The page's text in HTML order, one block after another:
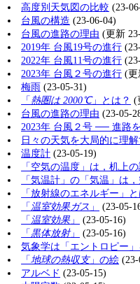
高度別天気図の比較 (23-
台風の構造 (23-06-04)
台風の進路の理由 (更新
2019年 台風19号の進行
2022年 台風11号の進行
2023年 台風２号の進行 (更
梅雨 (23-05-31)
「熱圏は 2000℃」とは？ (
台風の進路の理由 (23-05-
2023年 台風２号 ── 進路
日々の天気を大局的に理
温度計 (23-05-19)
「空気の温度」は，机上
「気温計」の「気温」は
「放射線のエネルギー」
「 温室効果ガス 」
(23-05-
「 温室効果」
(23-05-16)
「黒体放射」
(23-05-16)
気象学は「エントロピー
「地球の熱収支」の絵
アルベド (23-05-15)